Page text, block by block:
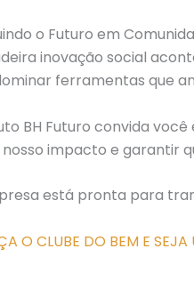
o Futuro em
inovação social
ferramentas que
BH Futuro convida
impacto e garantir
está pronta para
O CLUBE DO BEM E SEJA